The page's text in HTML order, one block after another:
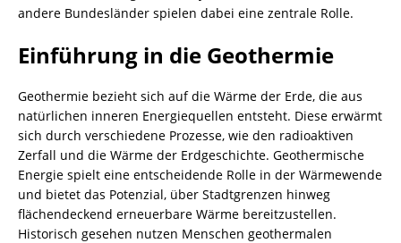
andere Bundesländer spielen dabei eine zentrale Rolle.
Einführung in die Geothermie
Geothermie bezieht sich auf die Wärme der Erde, die aus
natürlichen inneren Energiequellen entsteht. Diese erwärmt
sich durch verschiedene Prozesse, wie den radioaktiven
Zerfall und die Wärme der Erdgeschichte. Geothermische
Energie spielt eine entscheidende Rolle in der Wärmewende
und bietet das Potenzial, über Stadtgrenzen hinweg
flächendeckend erneuerbare Wärme bereitzustellen.
Historisch gesehen nutzen Menschen geothermalen